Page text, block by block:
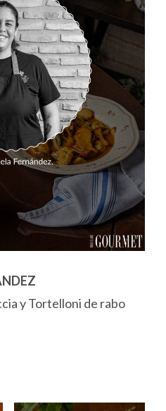
y Tortelloni de rabo